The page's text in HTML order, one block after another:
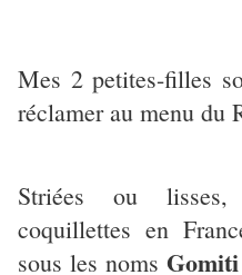
Mes 2 petites-filles
réclamer au menu du
Striées ou
coquillettes en
sous les noms Gomiti